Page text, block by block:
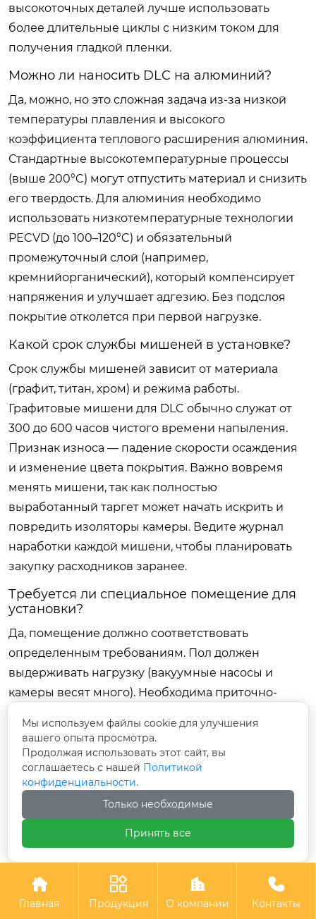
высокоточных деталей лучше использовать
более длительные циклы с низким током для
получения гладкой пленки.
Можно ли наносить DLC на алюминий?
Да, можно, но это сложная задача из-за низкой
температуры плавления и высокого
коэффициента теплового расширения алюминия.
Стандартные высокотемпературные процессы
(выше 200°C) могут отпустить материал и снизить
его твердость. Для алюминия необходимо
использовать низкотемпературные технологии
PECVD (до 100–120°C) и обязательный
промежуточный слой (например,
кремнийорганический), который компенсирует
напряжения и улучшает адгезию. Без подслоя
покрытие отколется при первой нагрузке.
Какой срок службы мишеней в установке?
Срок службы мишеней зависит от материала
(графит, титан, хром) и режима работы.
Графитовые мишени для DLC обычно служат от
300 до 600 часов чистого времени напыления.
Признак износа — падение скорости осаждения
и изменение цвета покрытия. Важно вовремя
менять мишени, так как полностью
выработанный таргет может начать искрить и
повредить изоляторы камеры. Ведите журнал
наработки каждой мишени, чтобы планировать
закупку расходников заранее.
Требуется ли специальное помещение для
установки?
Да, помещение должно соответствовать
определенным требованиям. Пол должен
выдерживать нагрузку (вакуумные насосы и
камеры весят много). Необходима приточно-
возможных газовых выбросов. Температура в
цеху должна поддерживаться в диапазоне 18–
25°C, так как колебания температуры влияют на
работу вакуумметров и герметичность
уплотнений. Влажность не должна превышать
60%, чтобы избежать конденсации внутри
электрошкафов.
Заключение: ваш следующий
шаг к модернизации

Главная

Продукция

О компании

Контакты
Мы используем файлы cookie для улучшения
вашего опыта просмотра.
Продолжая использовать этот сайт, вы
соглашаетесь с нашей Политикой
конфиденциальности.
Только необходимые
Принять все